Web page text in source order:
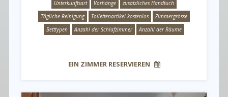
Unterkunftsart
Vorhänge
zusätzliches Handtuch
Tägliche Reinigung
Toilettenartikel kostenlos
Zimmergrösse
Betttypen
Anzahl der Schlafzimmer Anzahl der Räume
EIN ZIMMER RESERVIEREN